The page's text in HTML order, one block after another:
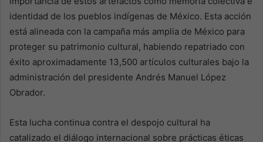
identidad de los pueblos indígenas de México. Esta acción
está alineada con la campaña más amplia de México para
proteger su patrimonio cultural, habiendo repatriado con
éxito aproximadamente 13,500 artículos culturales bajo la
administración del presidente Andrés Manuel López
Obrador.
Esta lucha continua contra el despojo cultural ha
catalizado el diálogo internacional sobre prácticas éticas